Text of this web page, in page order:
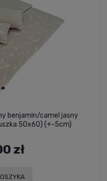
benjamin/camel jasny
50x60) (+-5cm)
zł